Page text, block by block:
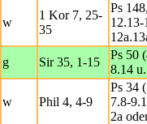
w
1 Kor 7, 25-
35
Ps
g Sir 35, 1-15
Ps 50
8.14
w Phil 4, 4-9
Ps 34
7.8-
2a